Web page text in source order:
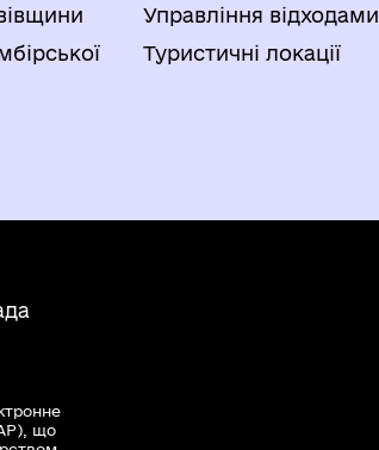
Управління відходами
Туристичні локації
що